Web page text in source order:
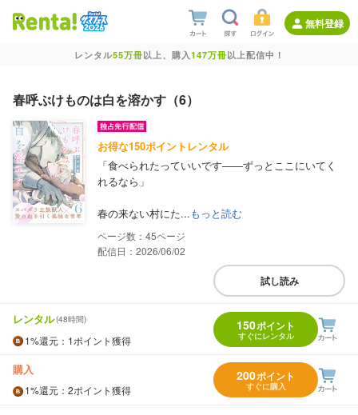
無料登録
レンタル55万冊以上、購入147万冊以上配信中！
春呼ぶけものは白を溶かす（6）
お得な150ポイントレンタル
「食べられたっていいです――ずっとここにいてく
れるなら」
春の来ない村にた...もっと読む
45
配信日：2026/06/02
試し読み
レンタル(48時間)
1%還元 ：1ポイント獲得
150ポイント
すぐにレンタル
購入
1%還元 ：2ポイント獲得
200ポイント
すぐに購入